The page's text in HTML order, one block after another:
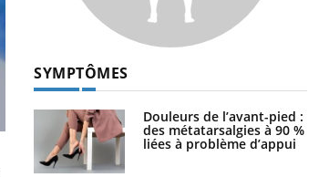
La sieste empêche-t-elle de dormir
la nuit ?
SYMPTÔMES
Douleurs de l’avant-pied :
des métatarsalgies à 90 %
liées à problème d’appui